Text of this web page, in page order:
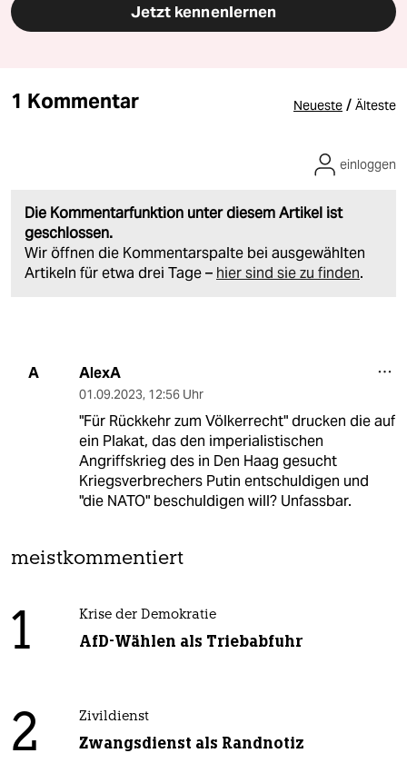
Jetzt kennenlernen
1 Kommentar Neueste / Älteste
Die Kommentarfunktion unter diesem Artikel ist
geschlossen.
Wir öffnen die Kommentarspalte bei ausgewählten
Artikeln für etwa drei Tage – hier sind sie zu finden.
einloggen
A AlexA
01.09.2023, 12:56 Uhr
"Für Rückkehr zum Völkerrecht" drucken die auf
ein Plakat, das den imperialistischen
Angriffskrieg des in Den Haag gesucht
Kriegsverbrechers Putin entschuldigen und
"die NATO" beschuldigen will? Unfassbar.
meistkommentiert
1 Krise der Demokratie
AfD-Wählen als Triebabfuhr
2 Zivildienst
Zwangsdienst als Randnotiz